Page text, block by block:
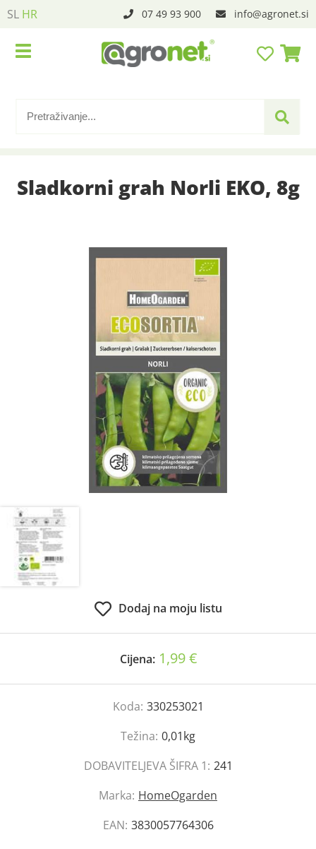
SL HR 07 49 93 900 info agronet.si
Sladkorni grah Norli EKO, 8g
Dodaj na moju listu
Cijena: 1,99 €
Koda: 330253021
Težina: 0,01kg
DOBAVITELJEVA ŠIFRA 1: 241
Marka: HomeOgarden
EAN: 3830057764306